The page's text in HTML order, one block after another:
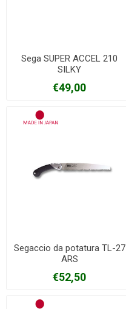
Sega SUPER ACCEL 210
SILKY
€49,00
Segaccio da potatura TL-27
ARS
€52,50